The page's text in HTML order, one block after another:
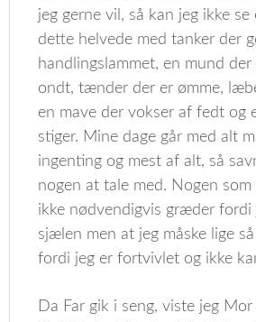
jeg gerne vil, så kan jeg ikke
dette helvede med tanker der
handlingslammet, en mund
ondt, tænder der er ømme,
en mave der vokser af fedt og
stiger. Mine dage går med alt
ingenting og mest af alt, så
nogen at tale med. Nogen
ikke nødvendigvis græder fordi
sjælen men at jeg måske lige
fordi jeg er fortvivlet og ikke
Da Far gik i seng, viste jeg